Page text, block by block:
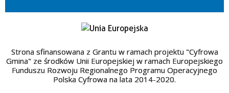
Strona sfinansowana z Grantu w ramach projektu "Cyfrowa
Gmina" ze środków Unii Europejskiej w ramach Europejskiego
Funduszu Rozwoju Regionalnego Programu Operacyjnego
Polska Cyfrowa na lata 2014-2020.